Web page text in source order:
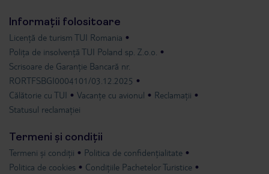
Informații folositoare
Licență de turism TUI Romania
Polița de insolvență TUI Poland sp. Z.o.o.
Scrisoare de Garanție Bancară nr.
RORTFSBGI0004101/03.12.2025
Călătorie cu TUI
Vacanțe cu avionul
Reclamații
Statusul reclamației
Termeni și condiții
Termeni și condiții
Politica de confidențialitate
Politica de cookies
Condițiile Pachetelor Turistice